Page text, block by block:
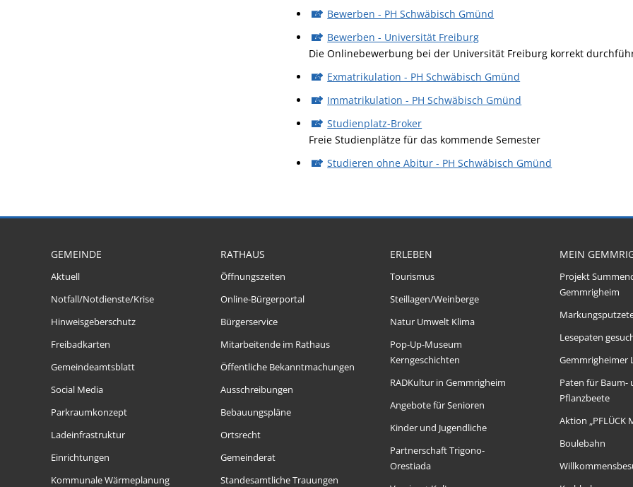
Bewerben - PH Schwäbisch Gmünd
Bewerben - Universität Freiburg
Die Onlinebewerbung bei der Universität Freiburg korrekt
Exmatrikulation - PH Schwäbisch Gmünd
Immatrikulation - PH Schwäbisch Gmünd
Studienplatz-Broker
Freie Studienplätze für das kommende Semester
Studieren ohne Abitur - PH Schwäbisch Gmünd
GEMEINDE
Aktuell
Notfall/Notdienste/Krise
Hinweisgeberschutz
Freibadkarten
Gemeindeamtsblatt
Social Media
Parkraumkonzept
Ladeinfrastruktur
Einrichtungen
Kommunale Wärmeplanung
RATHAUS
Öffnungszeiten
Online-Bürgerportal
Bürgerservice
Mitarbeitende im Rathaus
Öffentliche Bekanntmachungen
Ausschreibungen
Bebauungspläne
Ortsrecht
Gemeinderat
Standesamtliche Trauungen
ERLEBEN
Tourismus
Steillagen/Weinberge
Natur Umwelt Klima
Pop-Up-Museum
Kerngeschichten
RADKultur in Gemmrigheim
Angebote für Senioren
Kinder und Jugendliche
Partnerschaft Trigono-
Orestiada
MEIN
Projekt
Gemmrigheim
Lesepaten
Gemmrigheimer
Paten für Baum-
Pflanzbeete
Aktion „PFLÜCK
Boulebahn